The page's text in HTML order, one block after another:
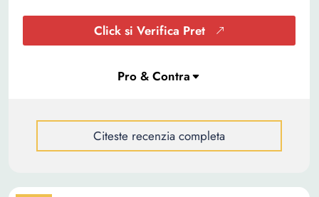
Click si Verifica Pret
Citeste recenzia completa